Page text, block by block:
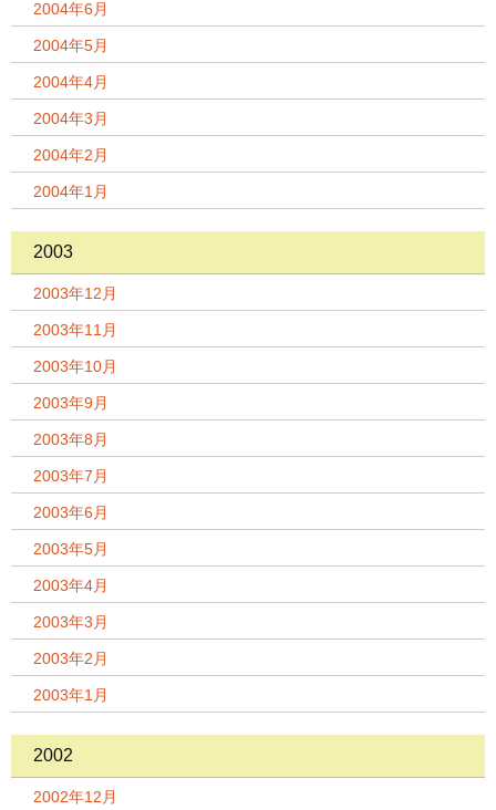
2004年6月
2004年5月
2004年4月
2004年3月
2004年2月
2004年1月
2003
2003年12月
2003年11月
2003年10月
2003年9月
2003年8月
2003年7月
2003年6月
2003年5月
2003年4月
2003年3月
2003年2月
2003年1月
2002
2002年12月